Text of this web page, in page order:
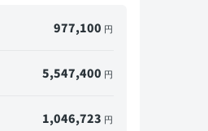
977,100 円
5,547,400 円
1,046,723 円